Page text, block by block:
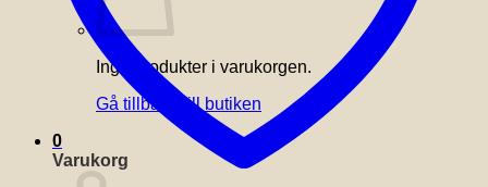
Inga produkter i varukorgen.
Gå tillbaka till butiken
0
Varukorg